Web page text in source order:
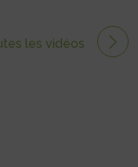
les vidéos